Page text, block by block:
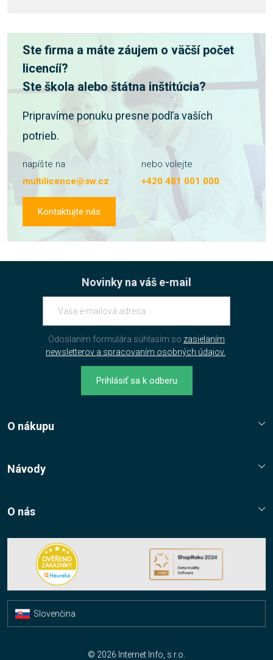
Ste firma a máte záujem o väčší počet
licencíí?
Ste škola alebo štátna inštitúcia?
Pripravíme ponuku presne podľa vaších
potrieb.
napíšte na
multilicence@sw.cz
nebo volejte
+420 481 001 000
Kontaktujte nás
Novinky na váš e-mail
Odoslaním formulára súhlasím so zasielaním
newsletterov a spracovaním osobných údajov.
Prihlásiť sa k odberu
O nákupu
Jak nakupovat?
Návody
O nás
Napište nám
Nákup multilicencí
Slovenčina
© 2026 Internet Info, s.r.o.